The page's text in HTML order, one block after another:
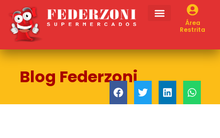
Área
Restrita
Blog Federzoni